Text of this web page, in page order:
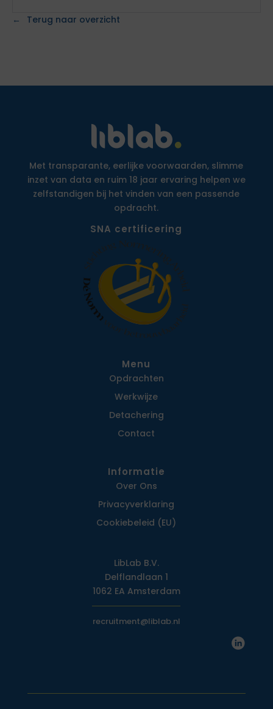
Terug naar overzicht
Met transparante, eerlijke voorwaarden, slimme
inzet van data en ruim 18 jaar ervaring helpen we
zelfstandigen bij het vinden van een passende
opdracht.
SNA certificering
Menu
Opdrachten
Werkwijze
Detachering
Contact
Informatie
Over Ons
Privacy­verklaring
Cookiebeleid (EU)
LibLab B.V.
Delflandlaan 1
1062 EA Amsterdam
recruitment@liblab.nl